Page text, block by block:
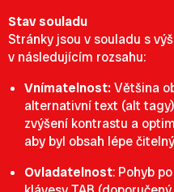
Stav souladu
Stránky jsou v souladu s
v následujícím rozsahu:
Vnímatelnost:Většina
alternativní text (alt
zvýšení kontrastu a
aby byl obsah lépe
Ovladatelnost: Pohyb